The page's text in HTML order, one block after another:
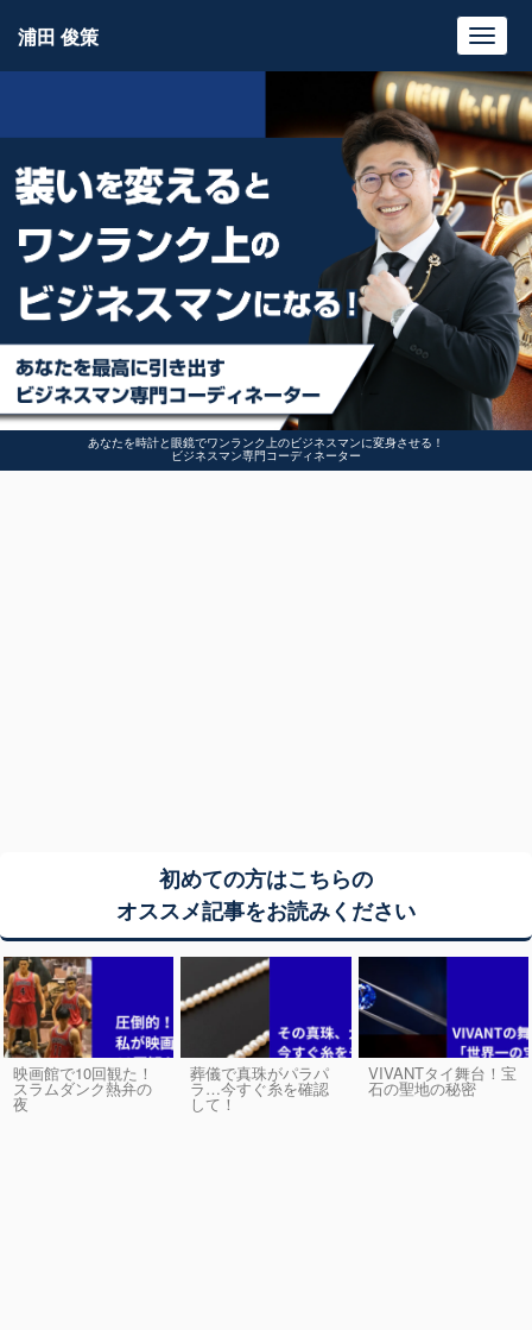
あなたを時計と眼鏡でワンランク上のビジネスマンに変身させる！
ビジネスマン専門コーディネーター
浦田 俊策
初めての方はこちらの
オススメ記事をお読みください
映画館で10回観た！
スラムダンク熱弁の
夜
葬儀で真珠がパラパ
ラ…今すぐ糸を確認
して！
VIVANTタイ舞台！宝
石の聖地の秘密